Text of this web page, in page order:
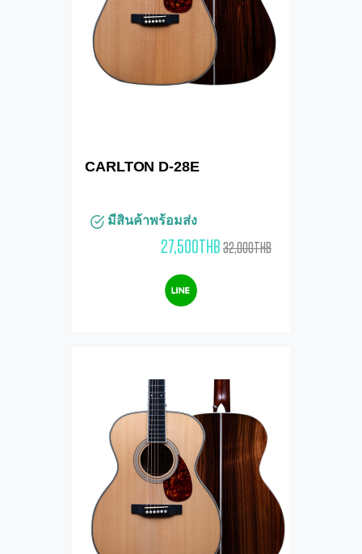
CARLTON D-28E
มีสินค้าพร้อมส่ง
27,500THB32,000THB